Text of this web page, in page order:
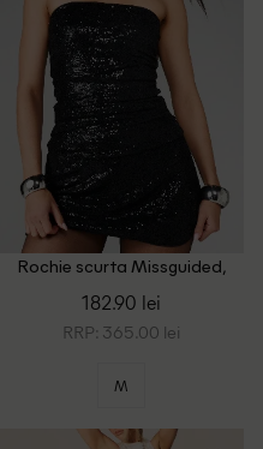
Rochie scurta Missguided,
182.90 lei
RRP: 365.00 lei
M